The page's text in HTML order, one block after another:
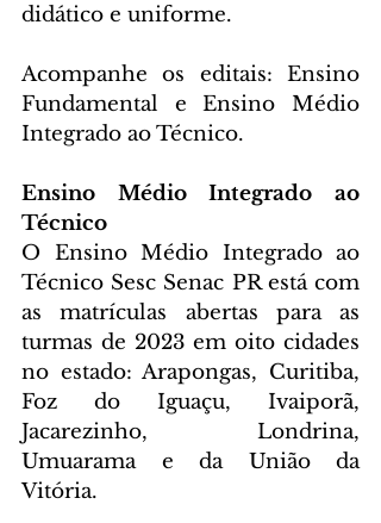
didático e uniforme.
Acompanhe os editais: Ensino
Fundamental e Ensino Médio
Integrado ao Técnico.
Ensino Médio Integrado ao
Técnico
O Ensino Médio Integrado ao
Técnico Sesc Senac PR está com
as matrículas abertas para as
turmas de 2023 em oito cidades
no estado: Arapongas, Curitiba,
Foz do Iguaçu, Ivaiporã,
Jacarezinho, Londrina,
Umuarama e da União da
Vitória.